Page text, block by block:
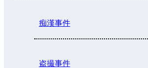
痴漢事件
盗撮事件